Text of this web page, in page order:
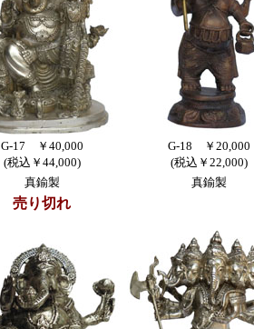
G-17 ￥40,000
(税込￥44,000)
G-18 ￥20,000
(税込￥22,000)
真鍮製
真鍮製
売り切れ